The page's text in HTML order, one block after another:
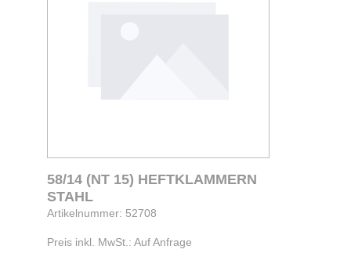
58/14 (NT 15) HEFTKLAMMERN
STAHL
Artikelnummer: 52708
Preis inkl. MwSt.: Auf Anfrage